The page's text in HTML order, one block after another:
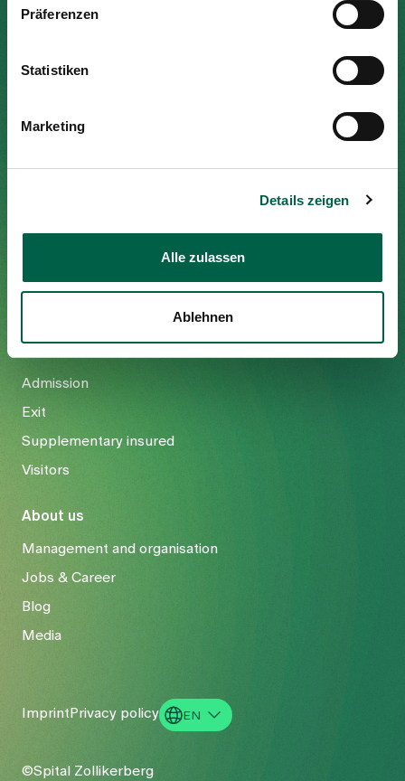
Präferenzen
Statistiken
Marketing
Details zeigen
Alle zulassen
Ablehnen
To Gesundheitswelt Zollikerberg
Admission
Exit
Supplementary insured
Visitors
About us
Management and organisation
Jobs & Career
Blog
Media
Trichtenhauserstrasse 20
Imprint Privacy policy
EN
©Spital Zollikerberg